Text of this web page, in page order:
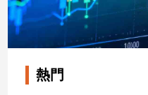
建
築/
內
設
熱門